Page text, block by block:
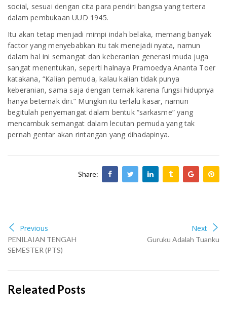
social, sesuai dengan cita para pendiri bangsa yang tertera
dalam pembukaan UUD 1945.
Itu akan tetap menjadi mimpi indah belaka, memang banyak
factor yang menyebabkan itu tak menejadi nyata, namun
dalam hal ini semangat dan keberanian generasi muda juga
sangat menentukan, seperti halnaya Pramoedya Ananta Toer
katakana, “Kalian pemuda, kalau kalian tidak punya
keberanian, sama saja dengan ternak karena fungsi hidupnya
hanya beternak diri.” Mungkin itu terlalu kasar, namun
begitulah penyemangat dalam bentuk “sarkasme” yang
mencambuk semangat dalam lecutan pemuda yang tak
pernah gentar akan rintangan yang dihadapinya.
Share:
Previous
PENILAIAN TENGAH
SEMESTER (PTS)
Next
Guruku Adalah Tuanku
Releated Posts